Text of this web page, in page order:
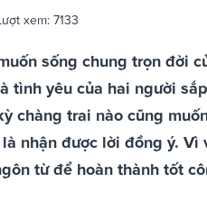
xem: 7133
sống chung trọn đời
tình yêu của hai người
chàng trai nào cũng
nhận được lời đồng ý. Vì
từ để hoàn thành tốt